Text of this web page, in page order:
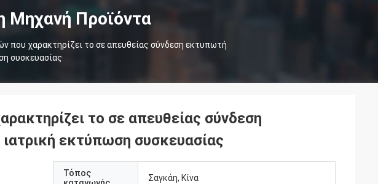
Μηχανή Προϊόντα
που χαρακτηρίζει το σε απευθείας σύνδεση εκτυπωτή
συσκευασίας
το σε απευθείας σύνδεση
εκτύπωση συσκευασίας
Τόπος
Σαγκάη, Κίνα